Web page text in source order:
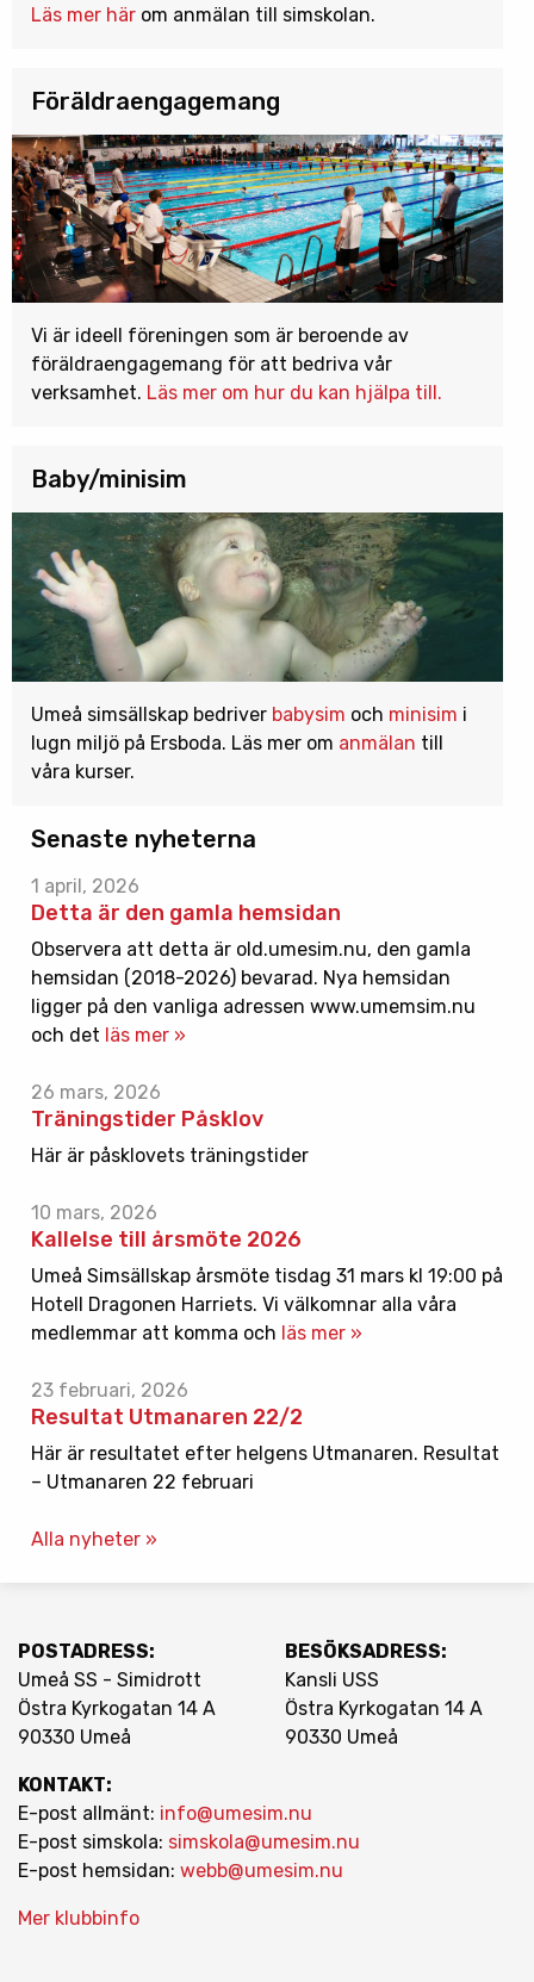
Läs mer här om anmälan till simskolan.
Föräldraengagemang
Vi är ideell föreningen som är beroende av
föräldraengagemang för att bedriva vår
verksamhet. Läs mer om hur du kan hjälpa till.
Baby/minisim
Umeå simsällskap bedriver babysim och minisim i
lugn miljö på Ersboda. Läs mer om anmälan till
våra kurser.
Senaste nyheterna
1 april, 2026
Detta är den gamla hemsidan
Observera att detta är old.umesim.nu, den gamla
hemsidan (2018-2026) bevarad. Nya hemsidan
ligger på den vanliga adressen www.umemsim.nu
och det läs mer »
26 mars, 2026
Träningstider Påsklov
Här är påsklovets träningstider
10 mars, 2026
Kallelse till årsmöte 2026
Umeå Simsällskap årsmöte tisdag 31 mars kl 19:00 på
Hotell Dragonen Harriets. Vi välkomnar alla våra
medlemmar att komma och läs mer »
23 februari, 2026
Resultat Utmanaren 22/2
Här är resultatet efter helgens Utmanaren. Resultat
– Utmanaren 22 februari
Alla nyheter »
POSTADRESS:
Umeå SS - Simidrott
Östra Kyrkogatan 14 A
90330 Umeå
BESÖKSADRESS:
Kansli USS
Östra Kyrkogatan 14 A
90330 Umeå
KONTAKT:
E-post allmänt: info@umesim.nu
E-post simskola: simskola@umesim.nu
E-post hemsidan: webb@umesim.nu
Mer klubbinfo